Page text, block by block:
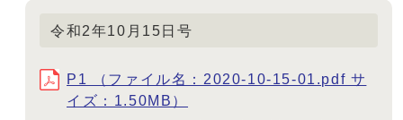
令和2年10月15日号
P1 （ファイル名：2020-10-15-01.pdf サ
イズ：1.50MB）